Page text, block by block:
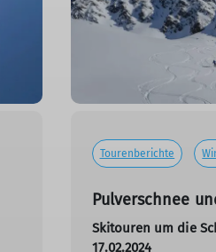
Tourenberichte
Pulverschnee
Skitouren um die
17.02.2024